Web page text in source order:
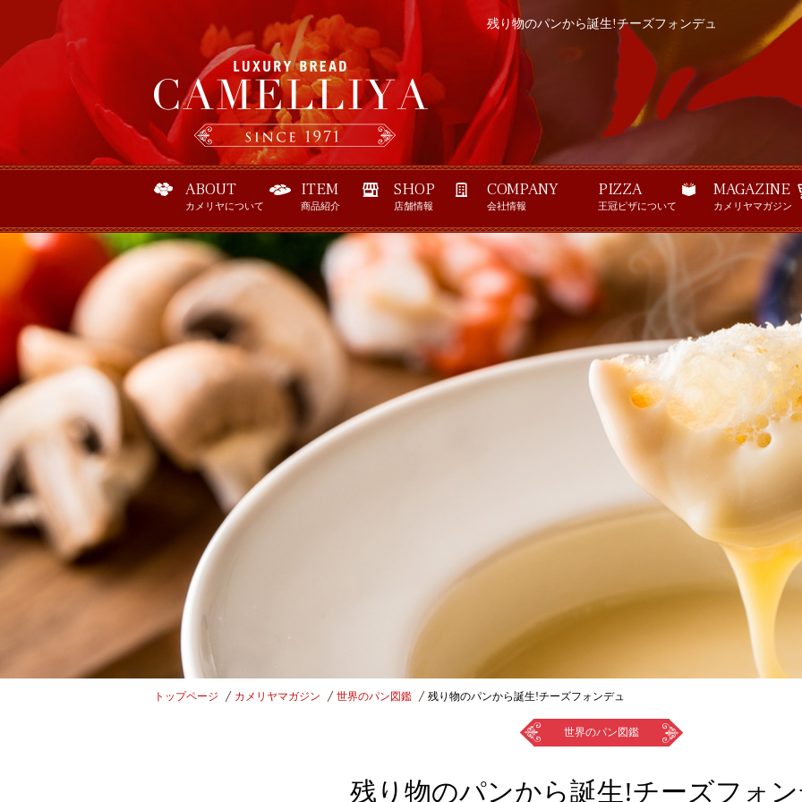
残り物のパンから誕生!チーズフォンデュ
ABOUT
カメリヤについて
ITEM
商品紹介
SHOP
店舗情報
COMPANY
会社情報
PIZZA
王冠ピザについて
MAGAZINE
カメリヤマガジン
トップページ カメリヤマガジン 世界のパン図鑑 残り物のパンから誕生!チーズフォンデュ
世界のパン図鑑
残り物のパンから誕生!チーズフォ